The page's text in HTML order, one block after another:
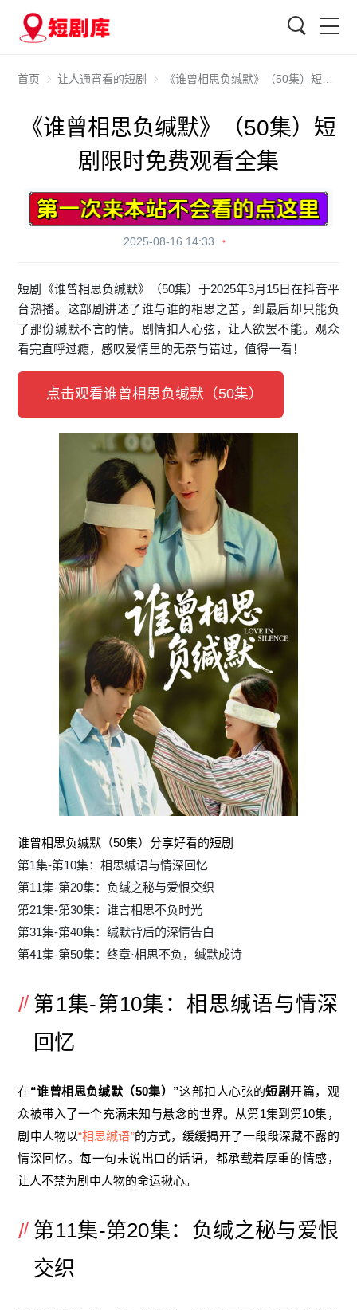
首页 让人通宵看的短剧 《谁曾相思负缄默》（50集）短剧限时免费观看全集
《谁曾相思负缄默》（50集）短
剧限时免费观看全集
2025-08-16 14:33
短剧《谁曾相思负缄默》（50集）于2025年3月15日在抖音平
台热播。这部剧讲述了谁与谁的相思之苦，到最后却只能负
了那份缄默不言的情。剧情扣人心弦，让人欲罢不能。观众
看完直呼过瘾，感叹爱情里的无奈与错过，值得一看！
点击观看谁曾相思负缄默（50集）
谁曾相思负缄默（50集）分享好看的短剧
第1集-第10集：相思缄语与情深回忆
第11集-第20集：负缄之秘与爱恨交织
第21集-第30集：谁言相思不负时光
第31集-第40集：缄默背后的深情告白
第41集-第50集：终章·相思不负，缄默成诗
第1集-第10集：相思缄语与情深
回忆
在“谁曾相思负缄默（50集）”这部扣人心弦的短剧开篇，观
众被带入了一个充满未知与悬念的世界。从第1集到第10集，
剧中人物以“相思缄语”的方式，缓缓揭开了一段段深藏不露的
情深回忆。每一句未说出口的话语，都承载着厚重的情感，
让人不禁为剧中人物的命运揪心。
第11集-第20集：负缄之秘与爱恨
交织